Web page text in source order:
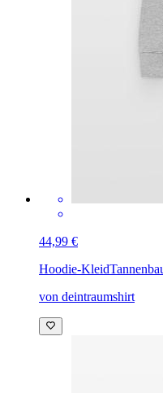
44,99 €
Hoodie-Kleid
von deintraumshirt